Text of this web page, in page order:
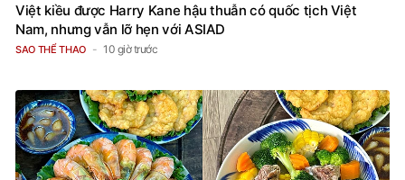
Việt kiều được Harry Kane hậu thuẫn có quốc tịch Việt
Nam, nhưng vẫn lỡ hẹn với ASIAD
SAO THỂ THAO 10 giờ trước